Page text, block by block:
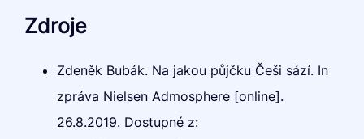
Zdroje
Zdeněk Bubák. Na jakou půjčku Češi sází. In
zpráva Nielsen Admosphere [online].
26.8.2019. Dostupné z: